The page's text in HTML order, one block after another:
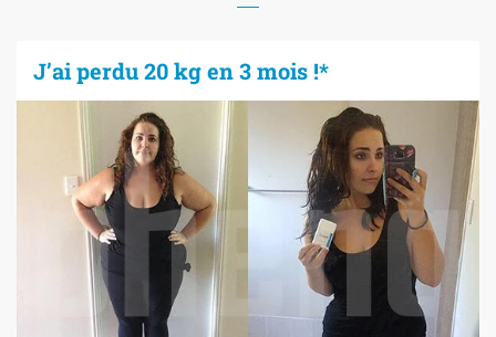
J’ai perdu 20 kg en 3 mois !*